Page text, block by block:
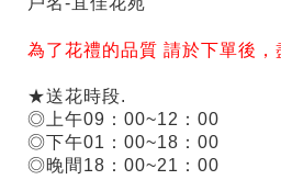
為了花禮的品質 請於下單後，
★送花時段.
◎上午09：00~12：00
◎下午01：00~18：00
◎晚間18：00~21：00